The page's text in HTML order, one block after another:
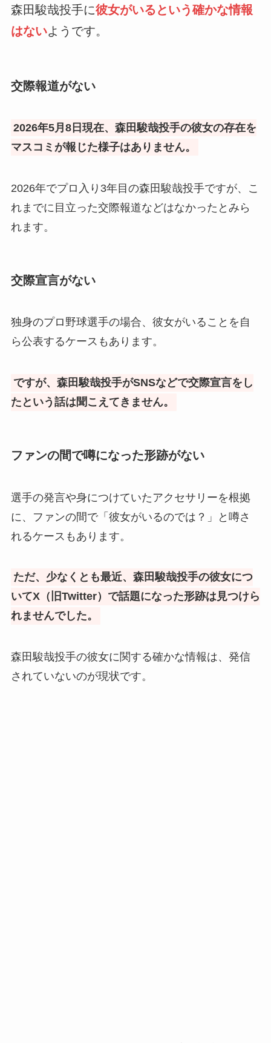
森田駿哉投手に彼女がいるという確かな情報
はないようです。
交際報道がない
2026年5月8日現在、森田駿哉投手の彼女の存在を
マスコミが報じた様子はありません。
2026年でプロ入り3年目の森田駿哉投手ですが、こ
れまでに目立った交際報道などはなかったとみら
れます。
交際宣言がない
独身のプロ野球選手の場合、彼女がいることを自
ら公表するケースもあります。
ですが、森田駿哉投手がSNSなどで交際宣言をし
たという話は聞こえてきません。
ファンの間で噂になった形跡がない
選手の発言や身につけていたアクセサリーを根拠
に、ファンの間で「彼女がいるのでは？」と噂さ
れるケースもあります。
ただ、少なくとも最近、森田駿哉投手の彼女につ
いてX（旧Twitter）で話題になった形跡は見つけら
れませんでした。
森田駿哉投手の彼女に関する確かな情報は、発信
されていないのが現状です。